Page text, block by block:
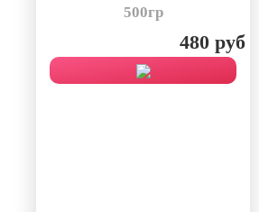
500гр
480 руб